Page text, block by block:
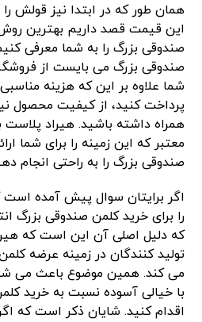
همان طور که در ابتدا نیز قولش را
این قیمت قصد داریم بهترین
صندوقی بزرگ را به شما معرفی
صندوقی بزرگ می بایست از
شما علاوه بر این که هزینه
پرداخت کنید، از کیفیت محصول
همراه داشته باشید. هیراد
معتبر که این زمینه را برای شما
صندوقی بزرگ را به راحتی انجام
اگر برایتان سوال پیش آمده است
را برای خرید کلمن صندوقی بزرگ
که دلیل اصلی آن این است که
تولید کنندگان در زمینه عرضه
می کند. همین موضوع باعث می
با خیالی آسوده نسبت به خرید
اقدام کنید. شایان ذکر است که